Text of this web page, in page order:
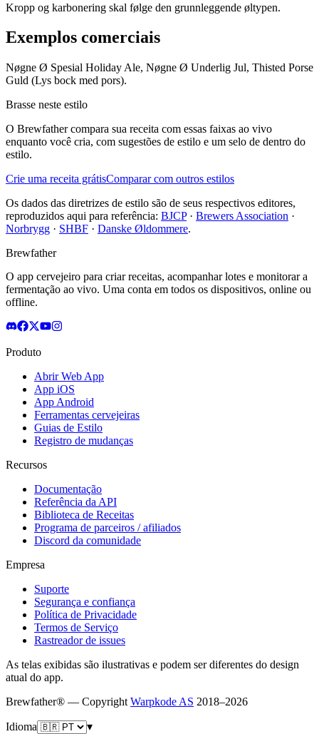
Kropp og karbonering skal følge den grunnleggende øltypen.
Exemplos comerciais
Nøgne Ø Spesial Holiday Ale, Nøgne Ø Underlig Jul, Thisted Porse
Guld (Lys bock med pors).
Brasse neste estilo
O Brewfather compara sua receita com essas faixas ao vivo
enquanto você cria, com sugestões de estilo e um selo de dentro do
estilo.
Crie uma receita grátisComparar com outros estilos
Os dados das diretrizes de estilo são de seus respectivos editores,
reproduzidos aqui para referência: BJCP· Brewers Association ·
Norbrygg · SHBF · Danske Øldommere.
Brewfather
O app cervejeiro para criar receitas, acompanhar lotes e monitorar a
fermentação ao vivo. Uma conta em todos os dispositivos, online ou
offline.
Produto
Abrir Web App
App iOS
App Android
Ferramentas cervejeiras
Guias de Estilo
Registro de mudanças
Recursos
Documentação
Referência da API
Biblioteca de Receitas
Programa de parceiros / afiliados
Discord da comunidade
Empresa
Suporte
Segurança e confiança
Política de Privacidade
Termos de Serviço
Rastreador de issues
As telas exibidas são ilustrativas e podem ser diferentes do design
atual do app.
Brewfather® — Copyright Warpkode AS 2018–2026
Idioma ▾